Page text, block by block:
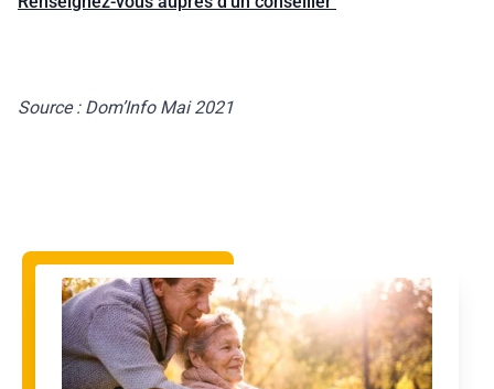
Source : Dom’Info Mai 2021